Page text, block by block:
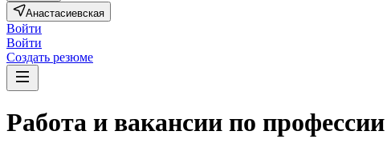
Анастасиевская
Войти
Войти
Создать резюме
Работа и вакансии по